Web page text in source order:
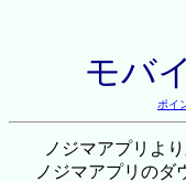
モバ
ポイ
ノジマアプリよ
ノジマアプリのダ